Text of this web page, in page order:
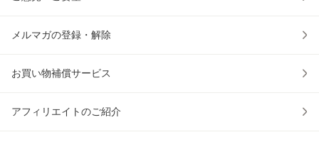
メルマガの登録・解除
お買い物補償サービス
アフィリエイトのご紹介